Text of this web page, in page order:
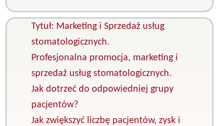
Tytuł: Marketing i Sprzedaż usług
stomatologicznych.
Profesjonalna promocja, marketing i
sprzedaż usług stomatologicznych.
Jak dotrzeć do odpowiedniej grupy
pacjentów?
Jak zwiększyć liczbę pacjentów, zysk i